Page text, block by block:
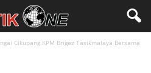
Cikupang KPM Brigez Tasikmalaya Bersama